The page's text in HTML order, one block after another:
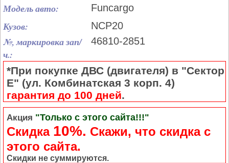
Модель авто: Funcargo
Кузов: NCP20
№, маркировка зап/
ч.:
46810-2851
*При покупке ДВС (двигателя) в "Сектор
Е" (ул. Комбинатская 3 корп. 4)
гарантия до 100 дней.
Акция "Только с этого сайта!!!"
Скидка 10%. Cкажи, что скидка с
этого сайта.
Скидки не суммируются.